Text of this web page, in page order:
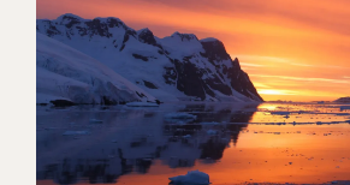
[ LÆS MERE ]